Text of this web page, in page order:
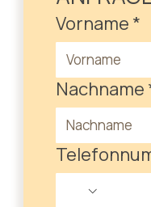
Vorname *
Nachname